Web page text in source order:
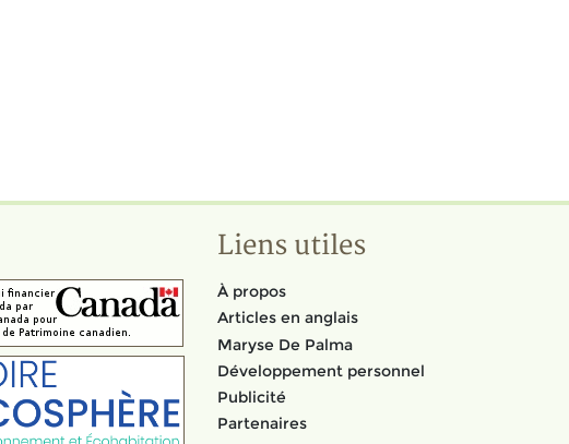
Liens utiles
À propos
Articles en anglais
Maryse De Palma
Développement personnel
Publicité
Partenaires